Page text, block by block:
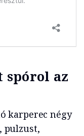
spórol az
karperec négy
pulzust,